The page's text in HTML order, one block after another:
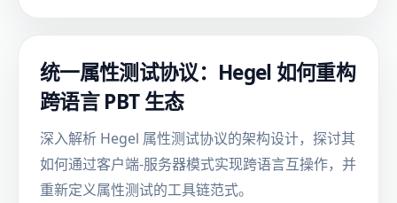
统一属性测试协议：Hegel 如何重构
跨语言 PBT 生态
深入解析 Hegel 属性测试协议的架构设计，探讨其
如何通过客户端-服务器模式实现跨语言互操作，并
重新定义属性测试的工具链范式。